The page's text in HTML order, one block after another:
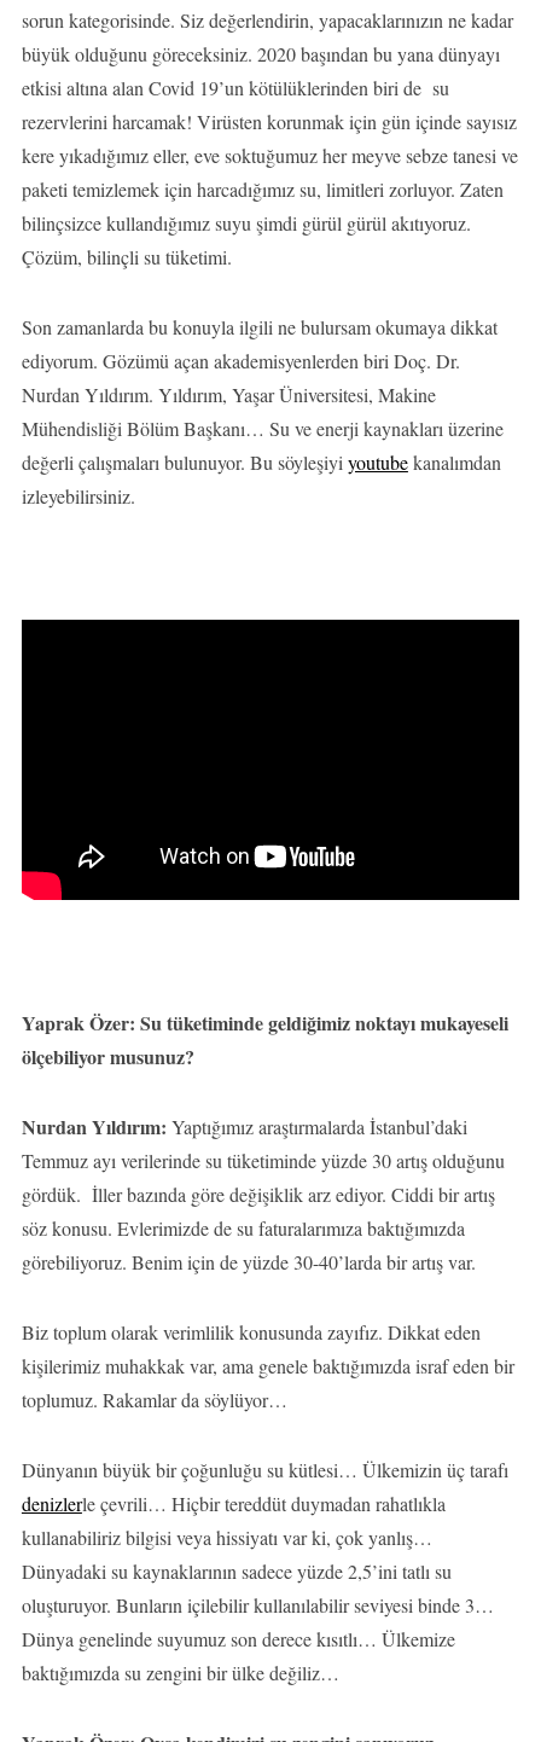
sorun kategorisinde. Siz değerlendirin, yapacaklarınızın ne kadar
büyük olduğunu göreceksiniz. 2020 başından bu yana dünyayı
etkisi altına alan Covid 19’un kötülüklerinden biri de su
rezervlerini harcamak! Virüsten korunmak için gün içinde sayısız
kere yıkadığımız eller, eve soktuğumuz her meyve sebze tanesi ve
paketi temizlemek için harcadığımız su, limitleri zorluyor. Zaten
bilinçsizce kullandığımız suyu şimdi gürül gürül akıtıyoruz.
Çözüm, bilinçli su tüketimi.
Son zamanlarda bu konuyla ilgili ne bulursam okumaya dikkat
ediyorum. Gözümü açan akademisyenlerden biri Doç. Dr.
Nurdan Yıldırım. Yıldırım, Yaşar Üniversitesi, Makine
Mühendisliği Bölüm Başkanı… Su ve enerji kaynakları üzerine
değerli çalışmaları bulunuyor. Bu söyleşiyi youtubekanalımdan
izleyebilirsiniz.
Yaprak Özer: Su tüketiminde geldiğimiz noktayı mukayeseli
ölçebiliyor musunuz?
Nurdan Yıldırım: Yaptığımız araştırmalarda İstanbul’daki
Temmuz ayı verilerinde su tüketiminde yüzde 30 artış olduğunu
gördük. İller bazında göre değişiklik arz ediyor. Ciddi bir artış
söz konusu. Evlerimizde de su faturalarımıza baktığımızda
görebiliyoruz. Benim için de yüzde 30-40’larda bir artış var.
Biz toplum olarak verimlilik konusunda zayıfız. Dikkat eden
kişilerimiz muhakkak var, ama genele baktığımızda israf eden bir
toplumuz. Rakamlar da söylüyor…
Dünyanın büyük bir çoğunluğu su kütlesi… Ülkemizin üç tarafı
denizlerle çevrili… Hiçbir tereddüt duymadan rahatlıkla
kullanabiliriz bilgisi veya hissiyatı var ki, çok yanlış…
Dünyadaki su kaynaklarının sadece yüzde 2,5’ini tatlı su
oluşturuyor. Bunların içilebilir kullanılabilir seviyesi binde 3…
Dünya genelinde suyumuz son derece kısıtlı… Ülkemize
baktığımızda su zengini bir ülke değiliz…